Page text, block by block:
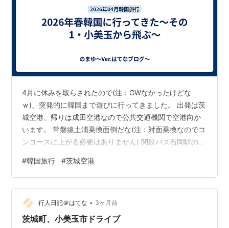
4月に休みを取らされたので(注：GWなかったけどな
ｗ)、突発的に韓国まで遊びに行ってきました。 出発は茨
城空港、帰りは成田空港なので公共交通機関で空港向か
います。 常磐線土浦乗換面倒だな(注：対面乗換なのでコ
ンコースに上がる必要はありません) 関鉄バス石岡駅の時
でほぼ下車して空港までの旅客は自分含め3人でした。
茨城空港到着さくっとチェックイン。カウンターで申告
するとモバイルバッテリーの絶縁処理(ビニールテープで
端子塞ぐだけだけど)やってくれるので事前準備の必要な
かった。 茨城空港2階のドンキですでに韓国気分味わえ
#韓国旅行 #茨城空港
行人日記＠はてな • 3ヶ月前
茨城町、小美玉市ドライブ